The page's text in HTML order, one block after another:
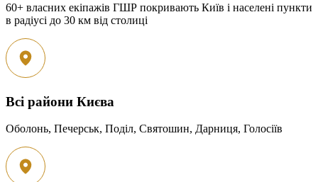
60+ власних екіпажів ГШР покривають Київ і населені пункти
в радіусі до 30 км від столиці
Всі райони Києва
Оболонь, Печерськ, Поділ, Святошин, Дарниця, Голосіїв